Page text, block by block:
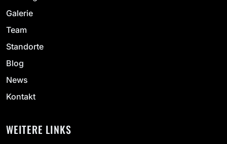
Galerie
Team
Standorte
Blog
News
Kontakt
WEITERE LINKS